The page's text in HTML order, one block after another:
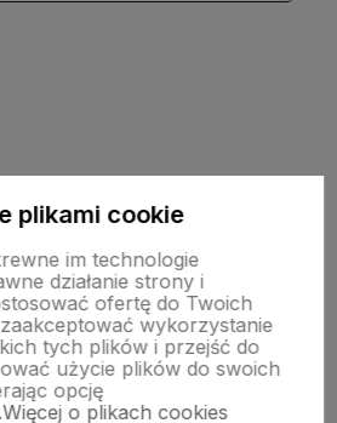
plikami cookie
im technologie
działanie strony i
ofertę do Twoich
wykorzystanie
tych plików i przejść do
użycie plików do swoich
opcję
Więcej o plikach cookies